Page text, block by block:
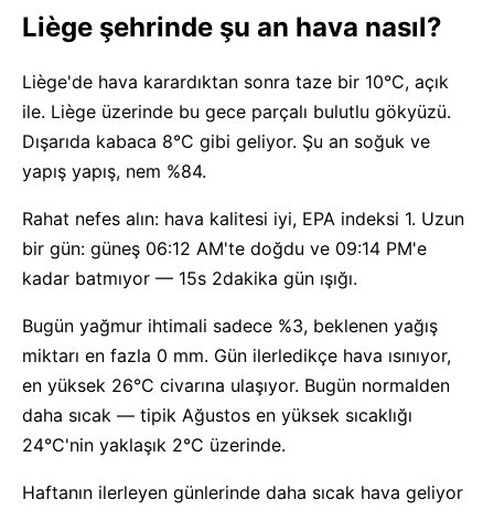
Liège şehrinde şu an hava nasıl?
Liège'de hava karardıktan sonra taze bir 10°C, açık
ile. Liège üzerinde bu gece parçalı bulutlu gökyüzü.
Dışarıda kabaca 8°C gibi geliyor. Şu an soğuk ve
yapış yapış, nem %84.
Rahat nefes alın: hava kalitesi iyi, EPA indeksi 1. Uzun
bir gün: güneş 06:12 AM'te doğdu ve 09:14 PM'e
kadar batmıyor — 15s 2dakika gün ışığı.
Bugün yağmur ihtimali sadece %3, beklenen yağış
miktarı en fazla 0 mm. Gün ilerledikçe hava ısınıyor,
en yüksek 26°C civarına ulaşıyor. Bugün normalden
daha sıcak — tipik Ağustos en yüksek sıcaklığı
24°C'nin yaklaşık 2°C üzerinde.
Haftanın ilerleyen günlerinde daha sıcak hava geliyor